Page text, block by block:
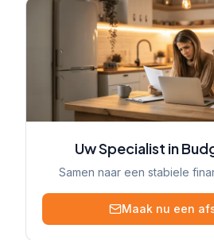
Uw Specialist in
Samen naar een stabiele
Maak nu een